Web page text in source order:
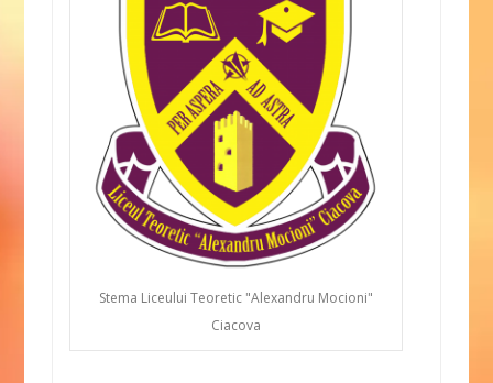
Stema Liceului Teoretic "Alexandru Mocioni"
Ciacova